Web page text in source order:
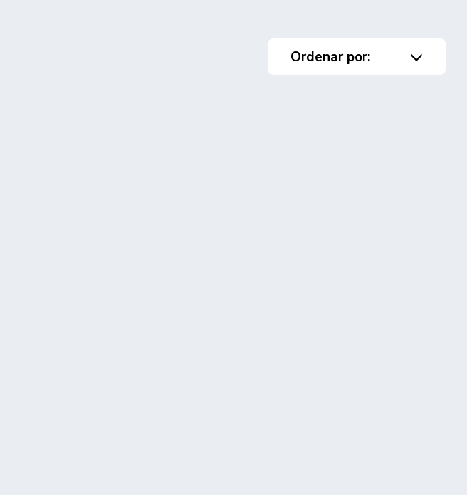
Ordenar por: